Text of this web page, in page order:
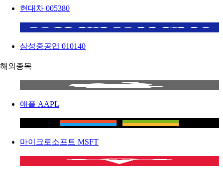
현대차 005380
삼성중공업 010140
해외종목
애플 AAPL
마이크로소프트 MSFT